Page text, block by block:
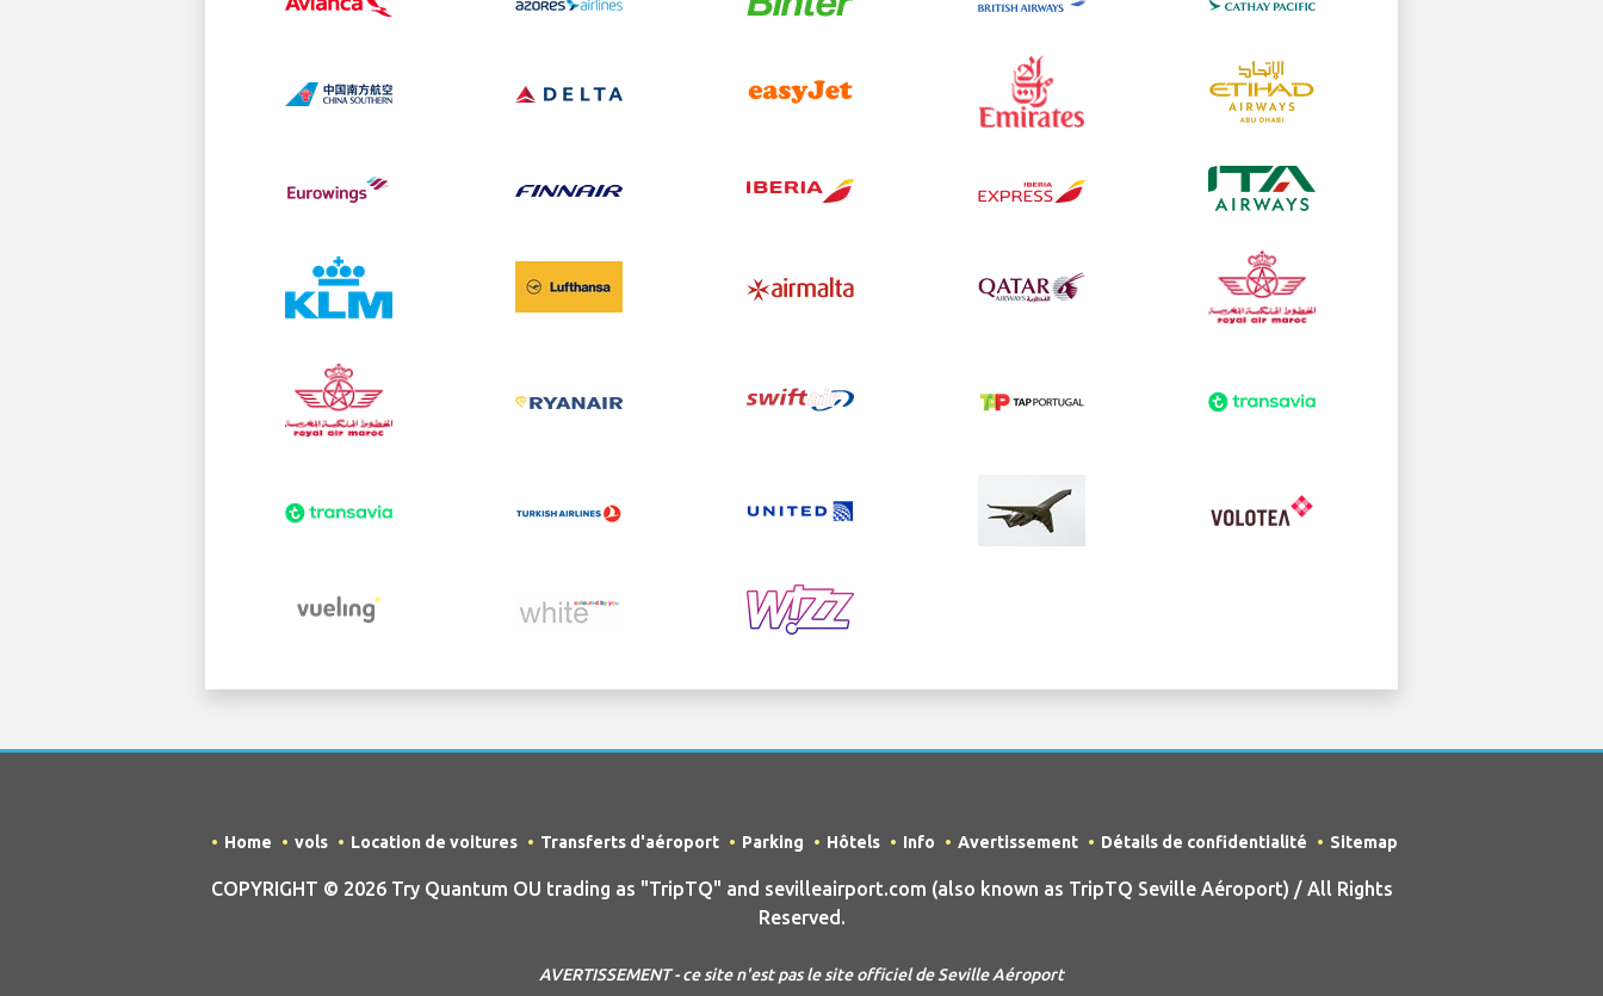
Home vols Location de voitures Transferts d'aéroport Parking Hôtels Info Avertissement Détails de confidentialité Sitemap
COPYRIGHT © 2026 Try Quantum OU trading as "TripTQ" and sevilleairport.com (also known as TripTQ Seville Aéroport) / All Rights
Reserved.
AVERTISSEMENT - ce site n'est pas le site officiel de Seville Aéroport